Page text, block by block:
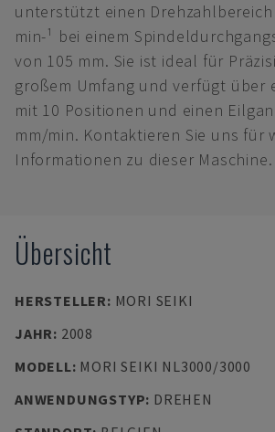
unterstützt einen Drehzahlbereich
min-¹ bei einem
von 105 mm. Sie ist ideal für
großem Umfang und verfügt über
mit 10 Positionen und einen
mm/min. Kontaktieren Sie uns für
Informationen zu dieser Maschine.
Übersicht
HERSTELLER: MORI SEIKI
JAHR: 2008
MODELL:
MORI SEIKI NL3000/3000
ANWENDUNGSTYP: DREHEN